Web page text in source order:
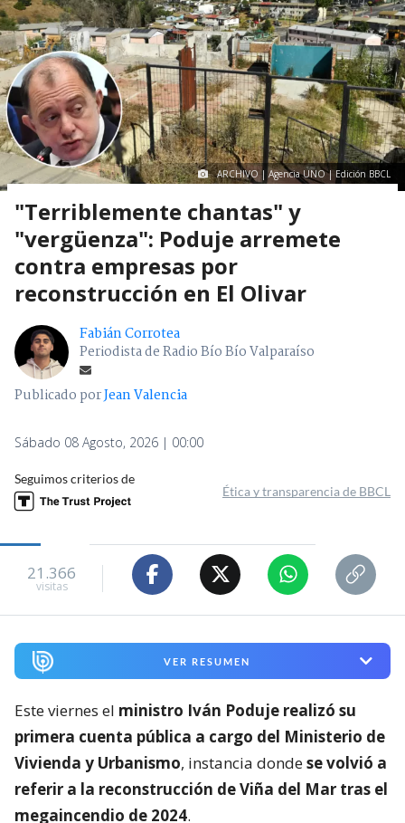
ARCHIVO | Agencia UNO | Edición BBCL
"Terriblemente chantas" y
"vergüenza": Poduje arremete
contra empresas por
reconstrucción en El Olivar
Fabián Corrotea
Periodista de Radio Bío Bío Valparaíso
Publicado porJean Valencia
Sábado 08 Agosto, 2026 | 00:00
Seguimos criterios de
Ética y transparencia de BBCL
21.366
visitas
VER RESUMEN
Este viernes el ministro Iván Poduje realizó su
primera cuenta pública a cargo del Ministerio de
Vivienda y Urbanismo, instancia dondese volvió a
referir a la reconstrucción de Viña del Mar tras el
megaincendio de 2024.